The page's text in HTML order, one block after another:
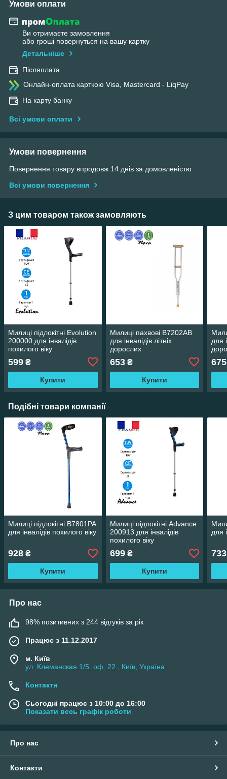
Умови оплати
Ви отримаєте замовлення
або гроші повернуться на вашу картку
Детальніше
Післяплата
Онлайн-оплата карткою Visa, Mastercard - LiqPay
На карту банку
Всі умови оплати
Умови повернення
Повернення товару впродовж 14 днів за домовленістю
Всі умови повернення
З цим товаром також замовляють
Милиці підлокітні Evolution
200000 для інвалідів
похилого віку
599 ₴
Купити
Милиці пахвові B7202AB
для інвалідів літніх
дорослих
653₴
Купити
для
675
Подібні товари компанії
Милиці підлокітні B7801PA
для інвалідів похилого віку
928 ₴
Купити
Милиці підлокітні Advance
200913 для інвалідів
похилого віку
699₴
Купити
для
733
Про нас
98% позитивних з 244 відгуків за рік
Працює з 11.12.2017
м. Київ
ул. Клеманская 1/5. оф. 22., Київ, Україна
Контакти
Сьогодні працює з 10:00 до 16:00
Показати весь графік роботи
Про нас
Контакти